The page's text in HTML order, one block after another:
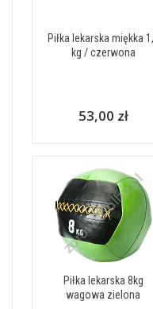
Piłka lekarska miękka
kg / czerwona
53,00 zł
Piłka lekarska 8kg
wagowa zielona